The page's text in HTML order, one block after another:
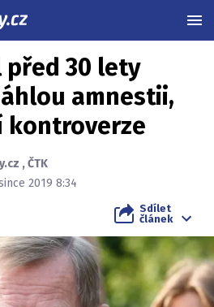
před 30 lety
amnestii,
kontroverze
,ČTK
2019 8:34
Sdílet
článek